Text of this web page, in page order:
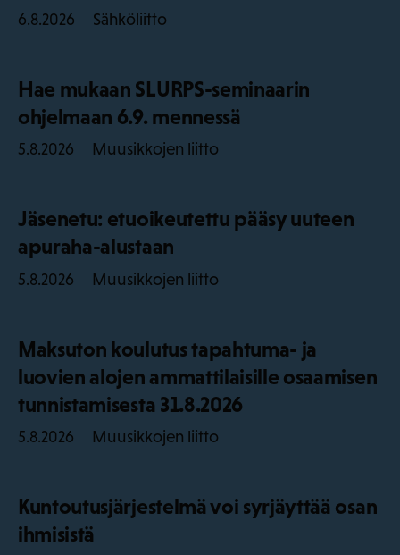
6.8.2026 Sähköliitto
Hae mukaan SLURPS-seminaarin
ohjelmaan 6.9. mennessä
5.8.2026 Muusikkojen liitto
Jäsenetu: etuoikeutettu pääsy uuteen
apuraha-alustaan
5.8.2026 Muusikkojen liitto
Maksuton koulutus tapahtuma- ja
luovien alojen ammattilaisille osaamisen
tunnistamisesta 31.8.2026
5.8.2026 Muusikkojen liitto
Kuntoutusjärjestelmä voi syrjäyttää osan
ihmisistä